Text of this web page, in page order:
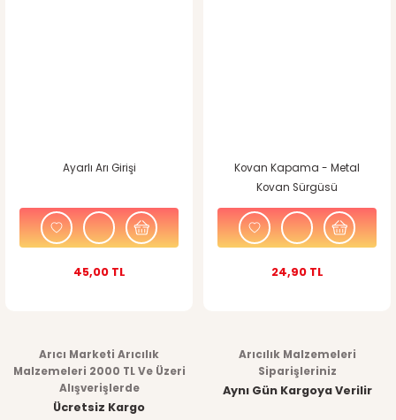
Ayarlı Arı Girişi
45,00 TL
Kovan Kapama - Metal
Kovan Sürgüsü
24,90 TL
Arıcı Marketi Arıcılık
Malzemeleri 2000 TL Ve Üzeri
Alışverişlerde
Ücretsiz Kargo
Arıcılık Malzemeleri
Siparişleriniz
Aynı Gün Kargoya Verilir